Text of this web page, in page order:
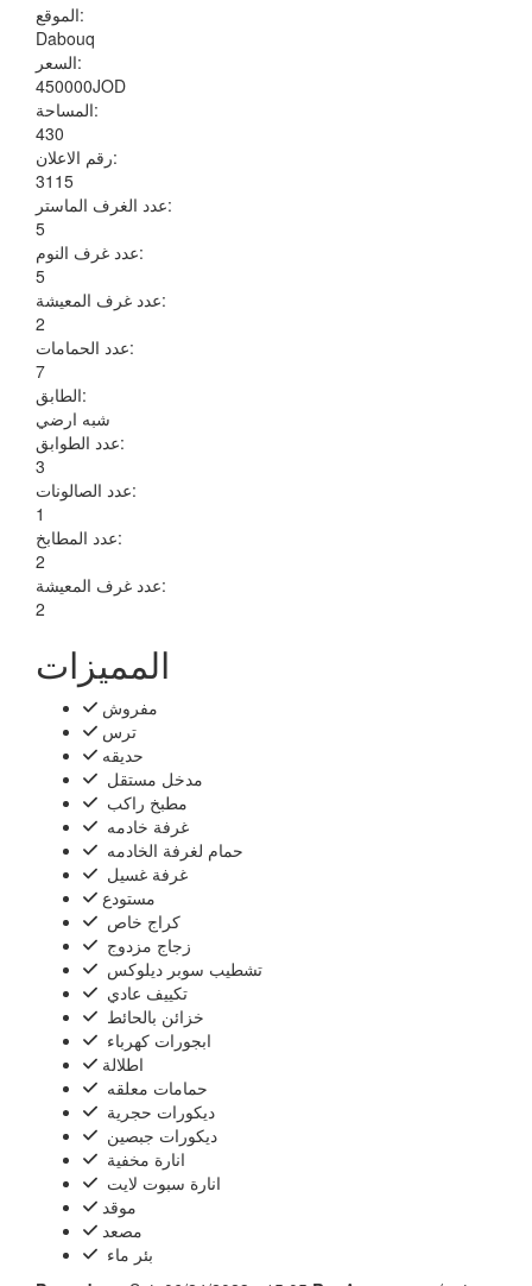
الموقع:
Dabouq
السعر:
450000JOD
المساحة:
430
رقم الاعلان:
3115
عدد الغرف الماستر:
5
عدد غرف النوم:
5
عدد غرف المعيشة:
2
عدد الحمامات:
7
الطابق:
شبه ارضي
عدد الطوابق:
3
عدد الصالونات:
1
عدد المطابخ:
2
عدد غرف المعيشة:
2
المميزات
مفروش
ترس
حديقه
‏‏مدخل مستقل ‏
‏مطبخ راكب ‏
‏غرفة خادمه ‏
‏حمام لغرفة الخادمه ‏
‏غرفة غسيل ‏
مستودع
‏كراج خاص ‏
‏زجاج مزدوج ‏
‏تشطيب سوبر ديلوكس ‏
‏تكييف عادي ‏
‏خزائن بالحائط ‏
‏ابجورات كهرباء ‏
اطلالة
‏حمامات معلقه ‏
‏ديكورات ‏حجرية ‏
‏ديكورات ‏جبصين ‏
‏‏انارة ‏مخفية ‏
‏‏انارة ‏سبوت لايت ‏
موقد
مصعد
‏بئر ماء ‏